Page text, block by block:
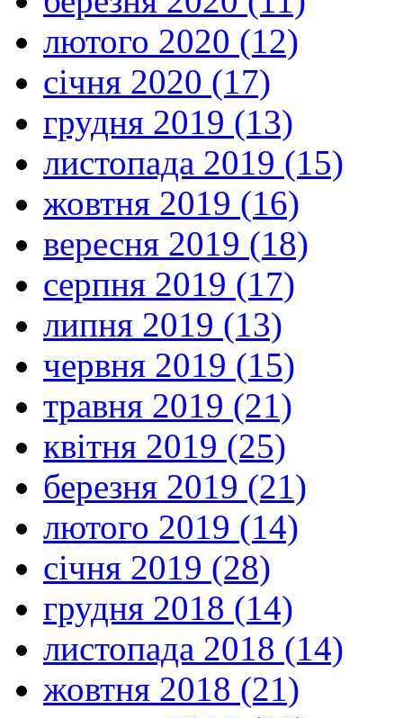
лютого 2020 (12)
січня 2020 (17)
грудня 2019 (13)
листопада 2019 (15)
жовтня 2019 (16)
вересня 2019 (18)
серпня 2019 (17)
липня 2019 (13)
червня 2019 (15)
травня 2019 (21)
квітня 2019 (25)
березня 2019 (21)
лютого 2019 (14)
січня 2019 (28)
грудня 2018 (14)
листопада 2018 (14)
жовтня 2018 (21)